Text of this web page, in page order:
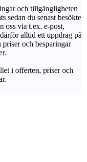
och tillgängligheten
sedan du senast besökte
oss via t.ex. e-post,
alltid ett uppdrag på
och besparingar
i offerten, priser och